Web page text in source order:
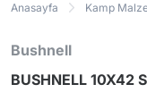
Anasayfa Kamp
Bushnell
BUSHNELL 10X42